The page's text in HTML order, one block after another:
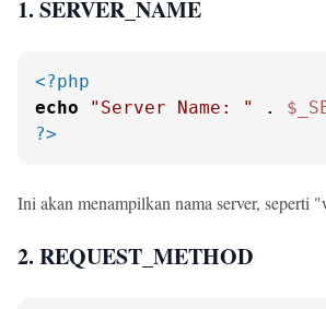
1. SERVER_NAME
<?php
echo
"Server Name: " .
?>
Ini akan menampilkan nama server, seperti
2. REQUEST_METHOD